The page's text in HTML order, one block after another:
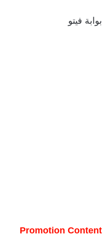
بوابة فيتو
Promotion Content